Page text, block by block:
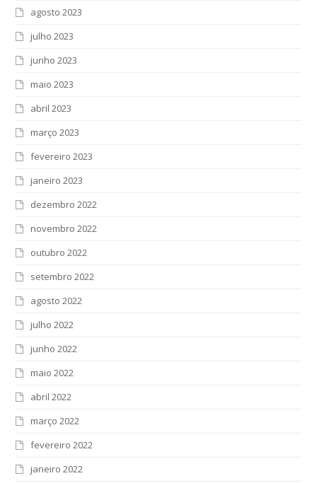
agosto 2023
julho 2023
junho 2023
maio 2023
abril 2023
março 2023
fevereiro 2023
janeiro 2023
dezembro 2022
novembro 2022
outubro 2022
setembro 2022
agosto 2022
julho 2022
junho 2022
maio 2022
abril 2022
março 2022
fevereiro 2022
janeiro 2022